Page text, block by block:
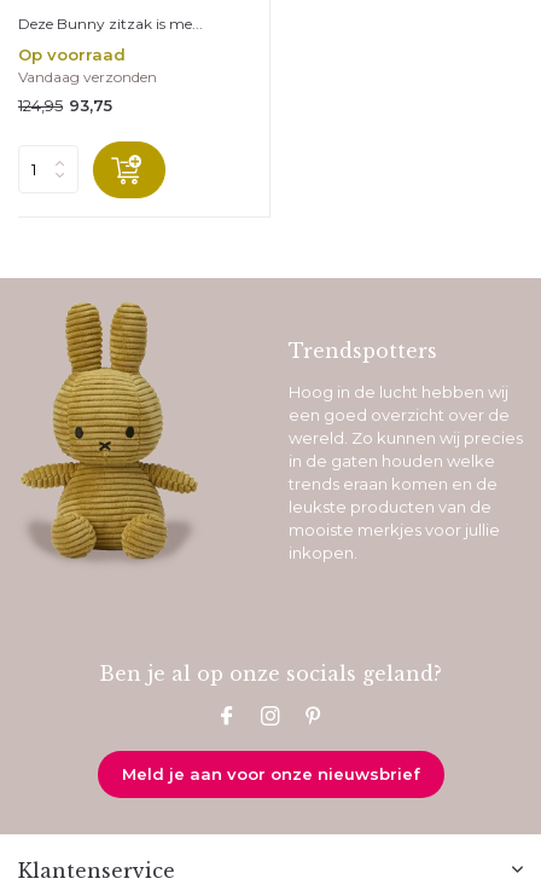
Deze Bunny zitzak is me...
Op voorraad
Vandaag verzonden
124,95 93,75
Trendspotters
Hoog in de lucht hebben wij
een goed overzicht over de
wereld. Zo kunnen wij precies
in de gaten houden welke
trends eraan komen en de
leukste producten van de
mooiste merkjes voor jullie
inkopen.
Ben je al op onze socials geland?
Meld je aan voor onze nieuwsbrief
Klantenservice